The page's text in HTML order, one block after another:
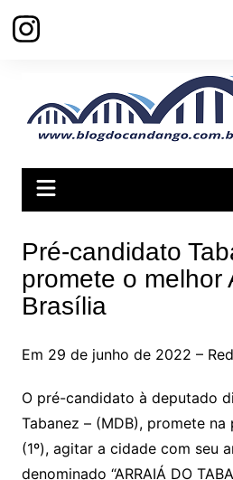
para
Pré-candidato
promete o melhor
Brasília
Em 29 de junho de 2022 –
O pré-candidato à deputado
Tabanez – (MDB), promete
(1º), agitar a cidade com seu
denominado “ARRAIÁ DO